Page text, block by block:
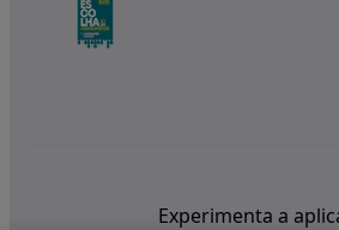
Experimenta a